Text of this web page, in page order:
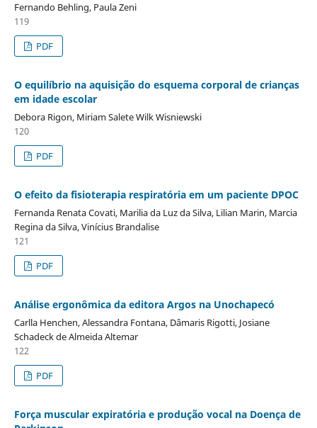
Fernando Behling, Paula Zeni
119
PDF
O equilíbrio na aquisição do esquema corporal de crianças
em idade escolar
Debora Rigon, Miriam Salete Wilk Wisniewski
120
PDF
O efeito da fisioterapia respiratória em um paciente DPOC
Fernanda Renata Covati, Marilia da Luz da Silva, Lilian Marin, Marcia
Regina da Silva, Vinícius Brandalise
121
PDF
Análise ergonômica da editora Argos na Unochapecó
Carlla Henchen, Alessandra Fontana, Dâmaris Rigotti, Josiane
Schadeck de Almeida Altemar
122
PDF
Força muscular expiratória e produção vocal na Doença de